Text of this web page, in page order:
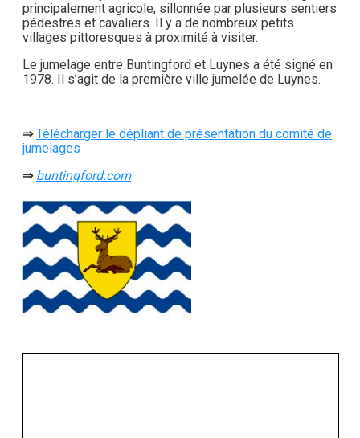
principalement agricole, sillonnée par plusieurs sentiers
pédestres et cavaliers. Il y a de nombreux petits
villages pittoresques à proximité à visiter.
Le jumelage entre Buntingford et Luynes a été signé en
1978. Il s’agit de la première ville jumelée de Luynes.
⇒Télécharger le dépliant de présentation du comité de
jumelages
⇒ buntingford.com